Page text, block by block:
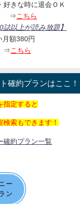
きな時に退会ＯＫ
⇒ こちら
誌以上が読み放題】
額380円
⇒ こちら
確約プランはここ！
指定すると
検索もできます！
確約プラン一覧
ー
ン